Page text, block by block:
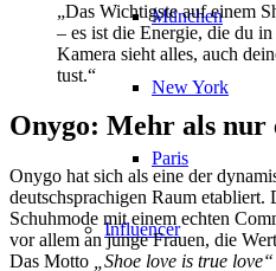
München
New York
Paris
Influencer
„Das Wichtigste auf einem
– es ist die Energie, die du
Kamera sieht alles, auch
tust.“
Onygo: Mehr als nur
Onygo hat sich als eine der
deutschsprachigen Raum
Schuhmode mit einem echten
vor allem an junge Frauen, die
Das Motto
„Shoe love is true love“